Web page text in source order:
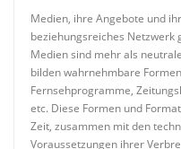
Medien, ihre Angebote und
beziehungsreiches Netzwerk
Medien sind mehr als
bilden wahrnehmbare
Fernsehprogramme,
etc. Diese Formen und
Zeit, zusammen mit den
Voraussetzungen ihrer